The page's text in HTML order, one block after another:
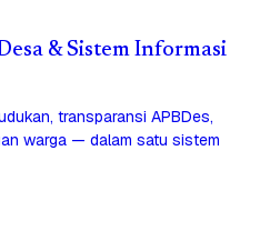
& Sistem Informasi
transparansi APBDes,
warga — dalam satu sistem